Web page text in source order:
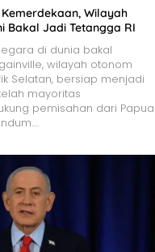
Wilayah
Bakal Jadi Tetangga RI
di dunia bakal
wilayah otonom
Selatan, bersiap menjadi
mayoritas
pemisahan dari Papua